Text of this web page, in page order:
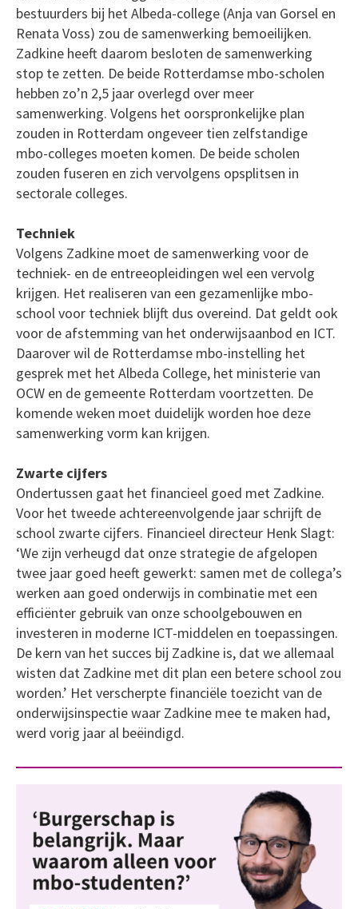
bestuurders bij het Albeda-college (Anja van Gorsel en
Renata Voss) zou de samenwerking bemoeilijken.
Zadkine heeft daarom besloten de samenwerking
stop te zetten. De beide Rotterdamse mbo-scholen
hebben zo’n 2,5 jaar overlegd over meer
samenwerking. Volgens het oorspronkelijke plan
zouden in Rotterdam ongeveer tien zelfstandige
mbo-colleges moeten komen. De beide scholen
zouden fuseren en zich vervolgens opsplitsen in
sectorale colleges.
Techniek
Volgens Zadkine moet de samenwerking voor de
techniek- en de entreeopleidingen wel een vervolg
krijgen. Het realiseren van een gezamenlijke mbo-
school voor techniek blijft dus overeind. Dat geldt ook
voor de afstemming van het onderwijsaanbod en ICT.
Daarover wil de Rotterdamse mbo-instelling het
gesprek met het Albeda College, het ministerie van
OCW en de gemeente Rotterdam voortzetten. De
komende weken moet duidelijk worden hoe deze
samenwerking vorm kan krijgen.
Zwarte cijfers
Ondertussen gaat het financieel goed met Zadkine.
Voor het tweede achtereenvolgende jaar schrijft de
school zwarte cijfers. Financieel directeur Henk Slagt:
‘We zijn verheugd dat onze strategie de afgelopen
twee jaar goed heeft gewerkt: samen met de collega’s
werken aan goed onderwijs in combinatie met een
efficiënter gebruik van onze schoolgebouwen en
investeren in moderne ICT-middelen en toepassingen.
De kern van het succes bij Zadkine is, dat we allemaal
wisten dat Zadkine met dit plan een betere school zou
worden.’ Het verscherpte financiële toezicht van de
onderwijsinspectie waar Zadkine mee te maken had,
werd vorig jaar al beëindigd.